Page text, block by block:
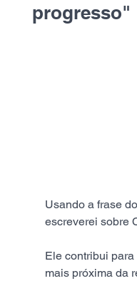
progresso"
Usando a frase
escreverei sobre
Ele contribui
mais próxima da